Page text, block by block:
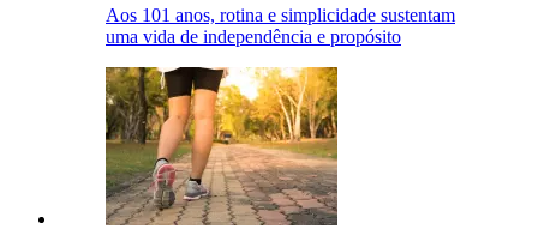
Aos 101 anos, rotina e simplicidade sustentam
uma vida de independência e propósito